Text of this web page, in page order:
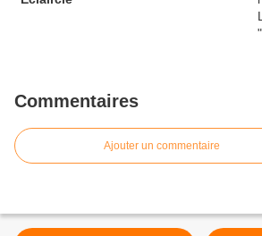
Commentaires
Ajouter un commentaire